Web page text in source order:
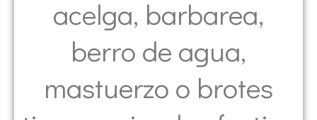
acelga, barbarea,
berro de agua,
mastuerzo o brotes